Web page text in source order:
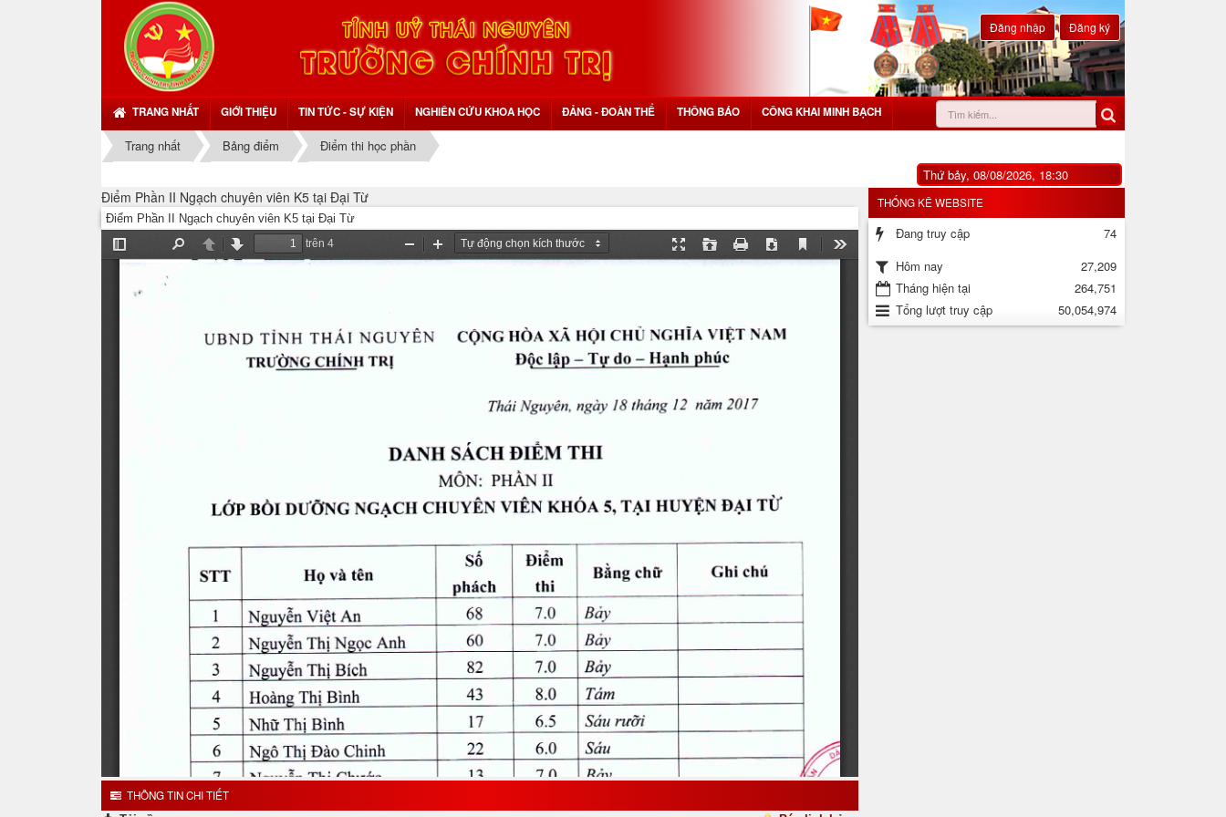
Đăng nhập Đăng ký
TRANG NHẤT GIỚI THIỆU TIN TỨC - SỰ KIỆN NGHIÊN CỨU KHOA HỌC ĐẢNG - ĐOÀN THỂ THÔNG BÁO CÔNG KHAI MINH BẠCH
Trang nhất Bảng điểm
Điểm thi học phần
Thứ bảy, 08/08/2026, 18:30
Điểm Phần II Ngạch chuyên viên K5 tại Đại Từ
Điểm Phần II Ngạch chuyên viên K5 tại Đại Từ
THÔNG TIN CHI TIẾT
THỐNG KÊ WEBSITE
Đang truy cập
74
Hôm nay
27,209
Tháng hiện tại
264,751
Tổng lượt truy cập
50,054,974